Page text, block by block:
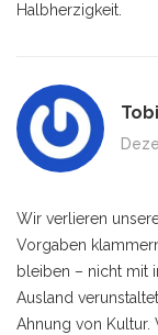
Halbherzigkeit.
Wir verlieren
Vorgaben
bleiben – nicht mit
Ausland
Ahnung von